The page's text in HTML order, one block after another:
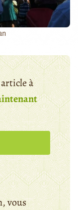
article à
vous